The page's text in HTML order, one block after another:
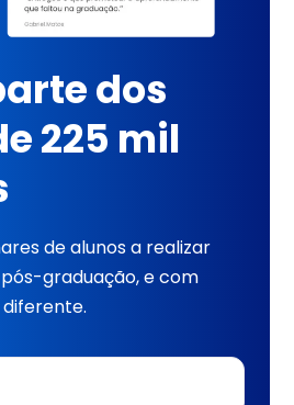
dos
225 mil
de alunos a realizar
graduação, e com